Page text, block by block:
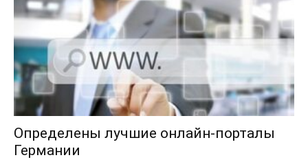
Определены лучшие онлайн-порталы
Германии